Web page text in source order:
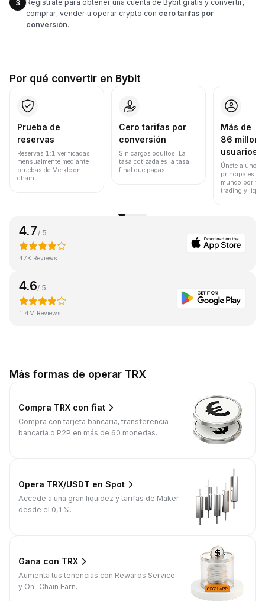
3
Regístrate para obtener una cuenta de Bybit gratis y convertir,
comprar, vender u operar crypto con cero tarifas por
conversión.
Por qué convertir en Bybit
Prueba de
reservas
Reservas 1:1 verificadas
mensualmente mediante
pruebas de Merkle on-
chain.
Cero tarifas por
conversión
Sin cargos ocultos. La
tasa cotizada es la tasa
final que pagas.
Más de
86
usuarios
Únete a uno
principales
mundo por
trading y
4.7 / 5
47K Reviews
4.6/ 5
1.4M Reviews
Más formas de operar TRX
Compra TRX con fiat
Compra con tarjeta bancaria, transferencia
bancaria o P2P en más de 60 monedas.
Opera TRX/USDT en Spot
Accede a una gran liquidez y tarifas de Maker
desde el 0,1%.
Gana con TRX
Aumenta tus tenencias con Rewards Service
y On-Chain Earn.